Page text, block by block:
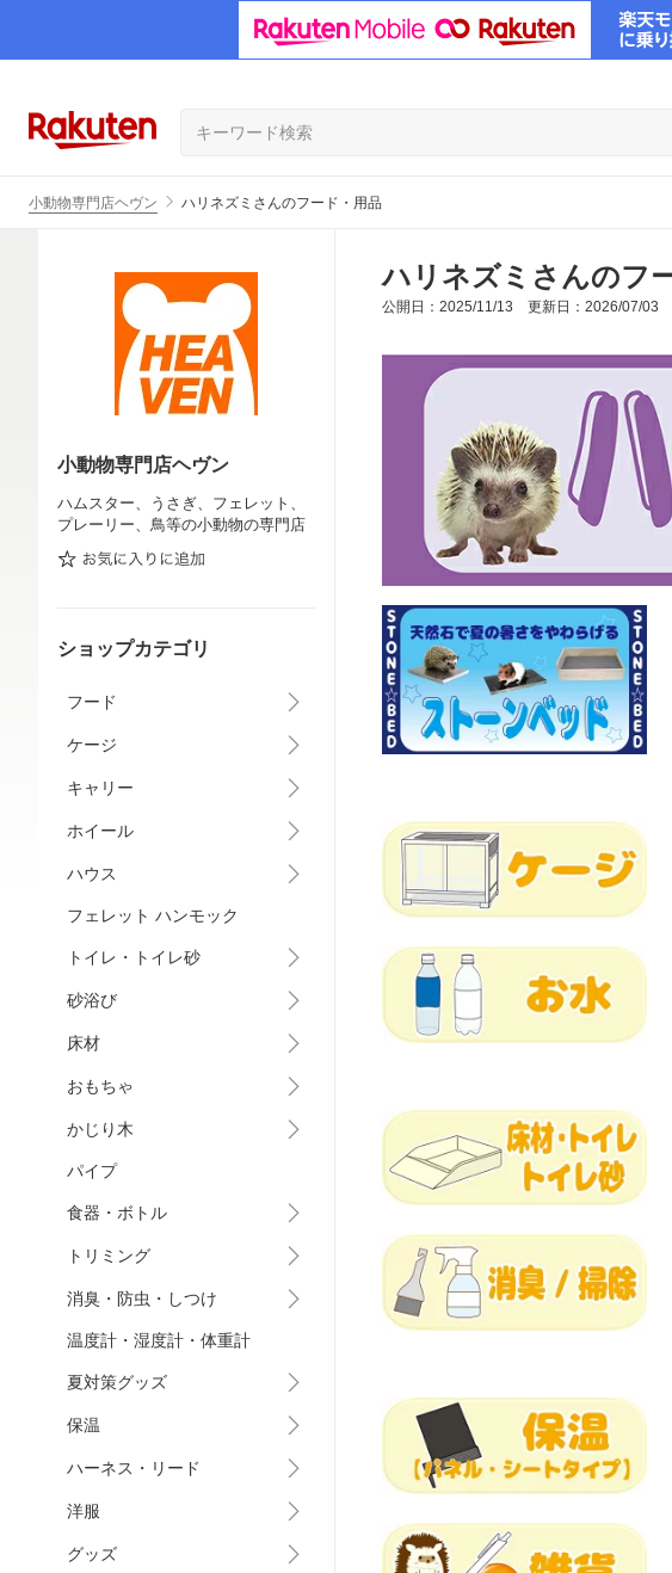
小動物専門店ヘヴン ハリネズミさんのフード・用品
小動物専門店ヘヴン
ハムスター、うさぎ、フェレット、
プレーリー、鳥等の小動物の専門店
ショップカテゴリ
フード
ケージ
キャリー
ホイール
ハウス
フェレット ハンモック
トイレ・トイレ砂
砂浴び
床材
おもちゃ
かじり木
パイプ
食器・ボトル
トリミング
消臭・防虫・しつけ
温度計・湿度計・体重計
夏対策グッズ
保温
ハーネス・リード
洋服
グッズ
ハリネズミさんのフ
公開日：2025/11/13 更新日：2026/07/03